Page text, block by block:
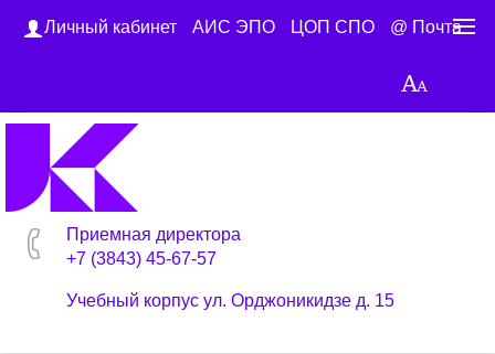
Личный кабинет АИС ЭПО ЦОП СПО @ Почта
Приемная директора
+7 (3843) 45-67-57
Учебный корпус ул. Орджоникидзе д. 15